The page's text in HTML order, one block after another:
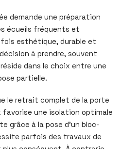
demande une préparation
écueils fréquents et
fois esthétique, durable et
à prendre, souvent
dans le choix entre une
partielle.
le retrait complet de la porte
favorise une isolation optimale
grâce à la pose d’un bloc-
parfois des travaux de